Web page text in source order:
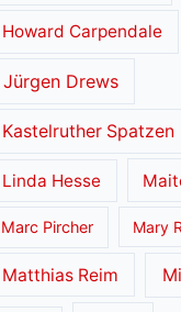
Howard Carpendale
Jürgen Drews
Kastelruther Spatzen
Linda Hesse
Marc Pircher Mary
Matthias Reim